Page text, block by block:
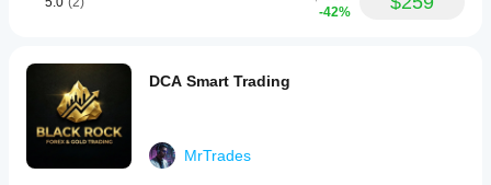
-42%
DCA Smart Trading
MrTrades